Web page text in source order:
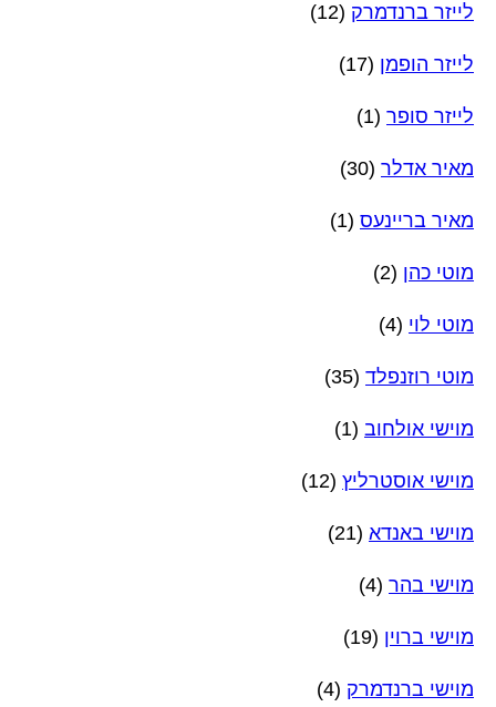
לייזר ברנדמרק (12)
לייזר הופמן (17)
לייזר סופר (1)
מאיר אדלר (30)
מאיר בריינעס (1)
מוטי כהן (2)
מוטי לוי (4)
מוטי רוזנפלד (35)
מוישי אולחוב (1)
מוישי אוסטרליץ (12)
מוישי באנדא (21)
מוישי בהר (4)
מוישי ברוין (19)
מוישי ברנדמרק (4)